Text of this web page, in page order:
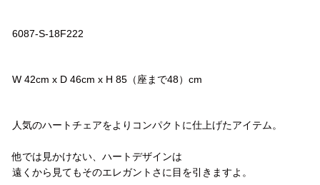
6087-S-18F222
W 42cm x D 46cm x H 85（座まで48）cm
人気のハートチェアをよりコンパクトに仕上げたアイテム。
他では見かけない、ハートデザインは
遠くから見てもそのエレガントさに目を引きますよ。